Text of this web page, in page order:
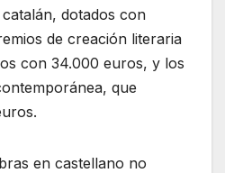
dotados con
de creación literaria
con 34.000 euros, y los
que
en castellano no